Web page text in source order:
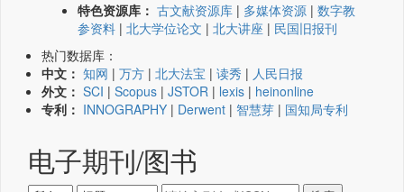
特色资源库： 古文献资源库 | 多媒体资源 | 数字教
参资料 | 北大学位论文 | 北大讲座 | 民国旧报刊
热门数据库：
中文： 知网 | 万方 | 北大法宝 | 读秀 | 人民日报
外文： SCI | Scopus | JSTOR | lexis | heinonline
专利： INNOGRAPHY | Derwent | 智慧芽 | 国知局专利
电子期刊/图书